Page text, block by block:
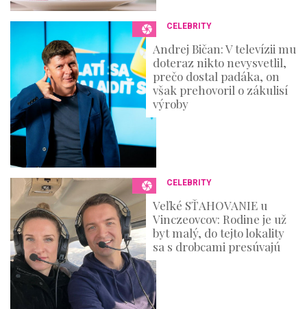
CELEBRITY
Andrej Bičan: V televízii mu
doteraz nikto nevysvetlil,
prečo dostal padáka, on
však prehovoril o zákulisí
výroby
CELEBRITY
Veľké SŤAHOVANIE u
Vinczeovcov: Rodine je už
byt malý, do tejto lokality
sa s drobcami presúvajú